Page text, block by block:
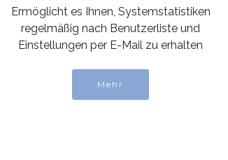
Ermöglicht es Ihnen, Systemstatistiken
regelmäßig nach Benutzerliste und
Einstellungen per E-Mail zu erhalten
Mehr